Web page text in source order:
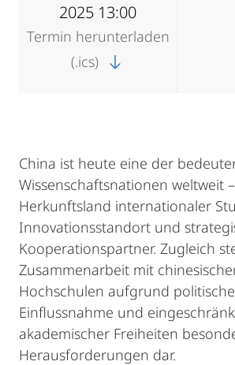
2025 13:00
Termin herunterladen
(.ics)
China ist heute eine der
Wissenschaftsnationen weltweit
Herkunftsland internationaler
Innovationsstandort und
Kooperationspartner. Zugleich
Zusammenarbeit mit
Hochschulen aufgrund
Einflussnahme und
akademischer Freiheiten
Herausforderungen dar.